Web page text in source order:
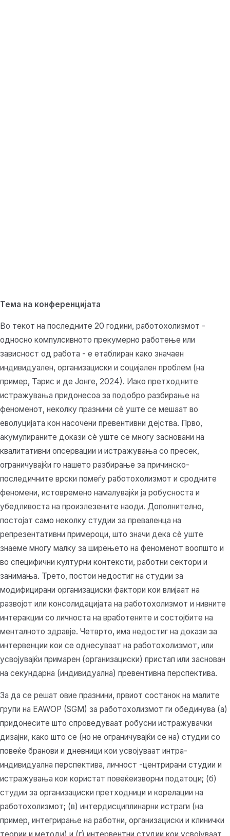
Тема на конференцијата
Во текот на последните 20 години, работохолизмот -
односно компулсивното прекумерно работење или
зависност од работа - е етаблиран како значаен
индивидуален, организациски и социјален проблем (на
пример, Тарис и де Јонге, 2024). Иако претходните
истражувања придонесоа за подобро разбирање на
феноменот, неколку празнини сè уште се мешаат во
еволуцијата кон насочени превентивни дејства. Прво,
акумулираните докази сè уште се многу засновани на
квалитативни опсервации и истражувања со пресек,
ограничувајќи го нашето разбирање за причинско-
последичните врски помеѓу работохолизмот и сродните
феномени, истовремено намалувајќи ја робусноста и
убедливоста на произлезените наоди. Дополнително,
постојат само неколку студии за преваленца на
репрезентативни примероци, што значи дека сè уште
знаеме многу малку за ширењето на феноменот воопшто и
во специфични културни контексти, работни сектори и
занимања. Трето, постои недостиг на студии за
модифицирани организациски фактори кои влијаат на
развојот или консолидацијата на работохолизмот и нивните
интеракции со личноста на вработените и состојбите на
менталното здравје. Четврто, има недостиг на докази за
интервенции кои се однесуваат на работохолизмот, или
усвојувајќи примарен (организациски) пристап или заснован
на секундарна (индивидуална) превентивна перспектива.
За да се решат овие празнини, првиот состанок на малите
групи на EAWOP (SGM) за работохолизмот ги обединува (а)
придонесите што спроведуваат робусни истражувачки
дизајни, како што се (но не ограничувајќи се на) студии со
повеќе бранови и дневници кои усвојуваат интра-
индивидуална перспектива, личност -центрирани студии и
истражувања кои користат повеќеизворни податоци; (б)
студии за организациски претходници и корелации на
работохолизмот; (в) интердисциплинарни истраги (на
пример, интегрирање на работни, организациски и клинички